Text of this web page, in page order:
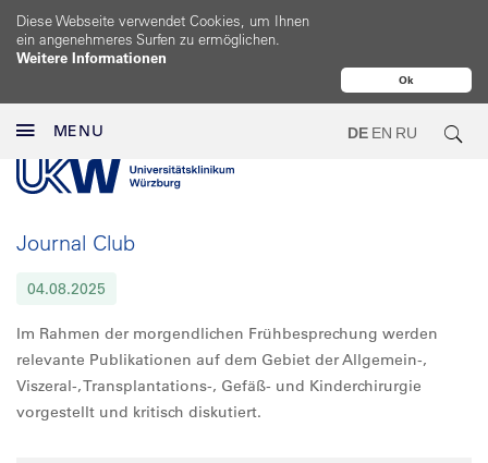
Ok
Diese Webseite verwendet Cookies, um Ihnen
ein angenehmeres Surfen zu ermöglichen.
Weitere Informationen
MENU DE EN RU
Journal Club
04.08.2025
Im Rahmen der morgendlichen Frühbesprechung werden
relevante Publikationen auf dem Gebiet der Allgemein-,
Viszeral-, Transplantations-, Gefäß- und Kinderchirurgie
vorgestellt und kritisch diskutiert.